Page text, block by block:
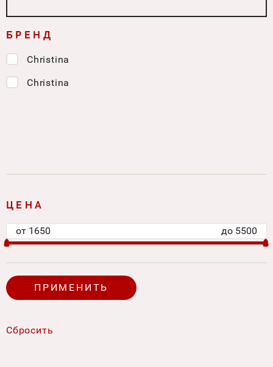
БРЕНД
Christina
Christina
ЦЕНА
от 1650 до 5500